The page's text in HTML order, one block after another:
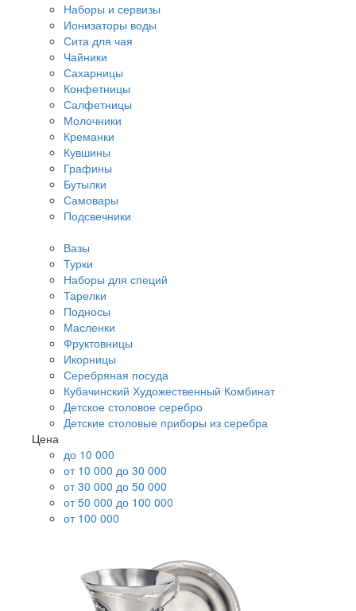
Наборы и сервизы
Ионизаторы воды
Сита для чая
Чайники
Сахарницы
Конфетницы
Салфетницы
Молочники
Креманки
Кувшины
Графины
Бутылки
Самовары
Подсвечники
Вазы
Турки
Наборы для специй
Тарелки
Подносы
Масленки
Фруктовницы
Икорницы
Серебряная посуда
Кубачинский Художественный Комбинат
Детское столовое серебро
Детские столовые приборы из серебра
Цена
до 10 000
от 10 000 до 30 000
от 30 000 до 50 000
от 50 000 до 100 000
от 100 000